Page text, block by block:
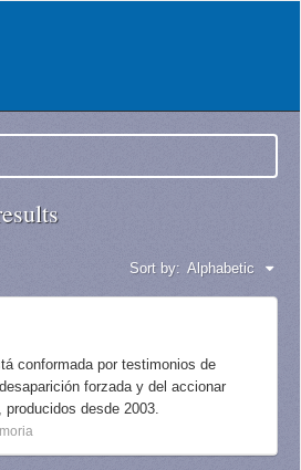
Sort by: Alphabetic
conformada por testimonios de
forzada y del accionar
producidos desde 2003.